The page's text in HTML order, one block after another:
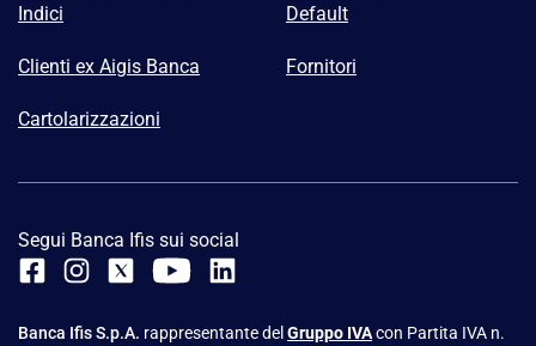
Indici
Default
Clienti ex Aigis Banca Fornitori
Cartolarizzazioni
Segui Banca Ifis sui social
Banca Ifis S.p.A. rappresentante del Gruppo IVAcon Partita IVA n.